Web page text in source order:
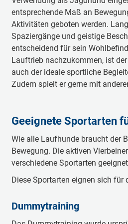
entsprechende Maß an
Aktivitäten geboten werden.
Spaziergänge und geistige
entscheidend für sein
Lauftrieb nachzukommen, ist
auch der ideale sportliche
Zudem spielt er gerne mit
Geeignete Sportarten
Wie alle Laufhunde braucht der
Bewegung. Die aktiven
verschiedene Sportarten
Diese Sportarten eignen sich für
Dummytraining